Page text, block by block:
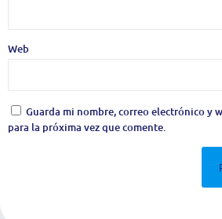
Web
Guarda mi nombre, correo electrónico y
para la próxima vez que comente.